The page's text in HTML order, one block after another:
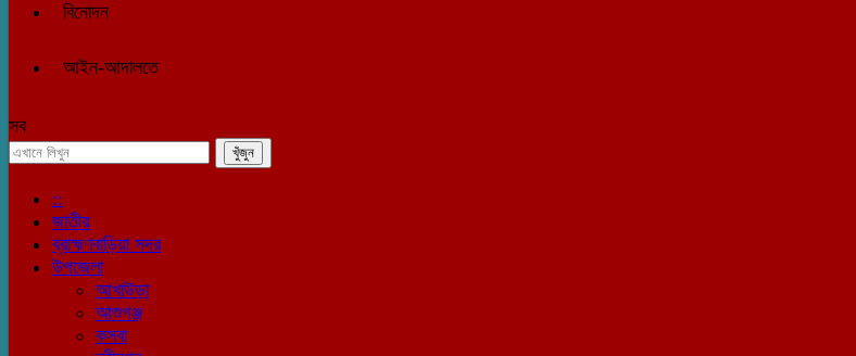
বিনোদন
আইন-আদালতে
সব
::
জাতীয়
ব্রাহ্মণবাড়িয়া সদর
উপজেলা
আখাউড়া
আশুগঞ্জ
কসবা